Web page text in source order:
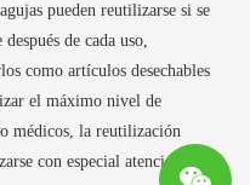
pueden reutilizarse si se
de cada uso,
como artículos desechables
el máximo nivel de
médicos, la reutilización
con especial atención a la